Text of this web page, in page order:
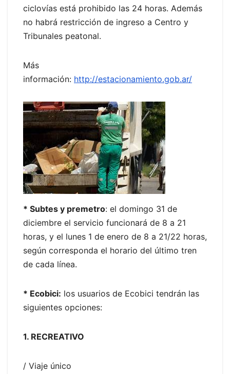
ciclovías está prohibido las 24 horas. Además
no habrá restricción de ingreso a Centro y
Tribunales peatonal.
Más
información: http://estacionamiento.gob.ar/
* Subtes y premetro: el domingo 31 de
diciembre el servicio funcionará de 8 a 21
horas, y el lunes 1 de enero de 8 a 21/22 horas,
según corresponda el horario del último tren
de cada línea.
* Ecobici: los usuarios de Ecobici tendrán las
siguientes opciones:
1. RECREATIVO
/ Viaje único